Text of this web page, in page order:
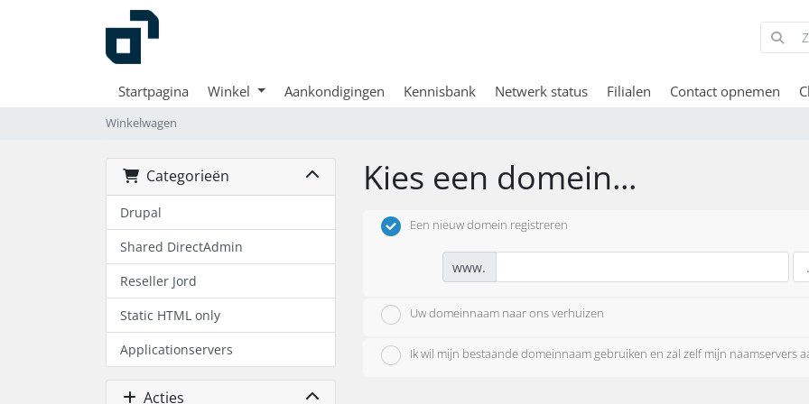
Startpagina Winkel Aankondigingen Kennisbank Netwerk status Filialen Contact opnemen
Winkelwagen
Categorieën
Drupal
Shared DirectAdmin
Reseller Jord
Static HTML only
Applicationservers
Acties
Kies een domein...
Een nieuw domein registreren
www.
Uw domeinnaam naar ons verhuizen
Ik wil mijn bestaande domeinnaam gebruiken en zal zelf mijn naamservers